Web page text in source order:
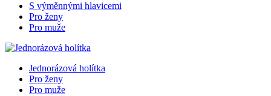
S výměnnými hlavicemi
Pro ženy
Pro muže
Jednorázová holítka
Pro ženy
Pro muže